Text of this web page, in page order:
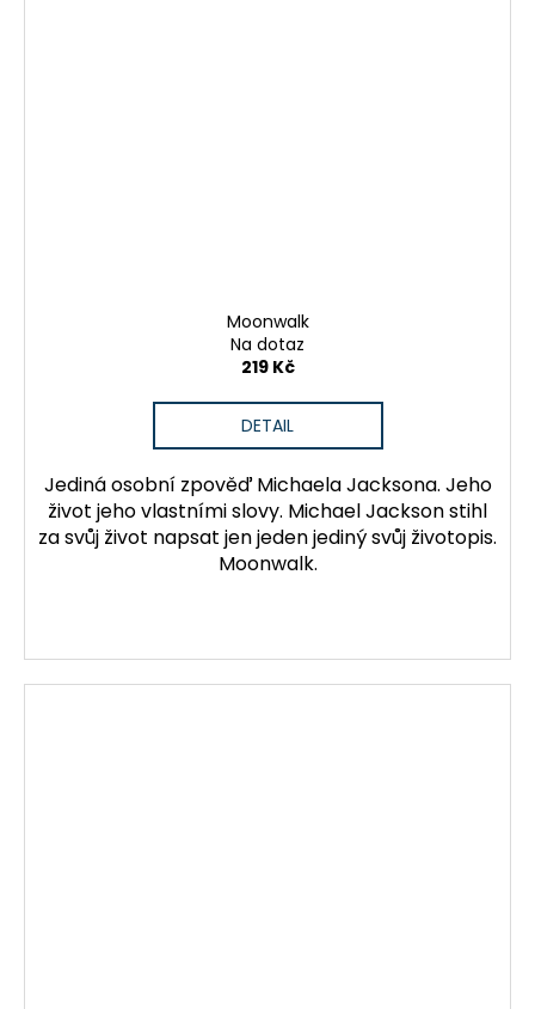
Moonwalk
Na dotaz
219 Kč
DETAIL
Jediná osobní zpověď Michaela Jacksona. Jeho
život jeho vlastními slovy. Michael Jackson stihl
za svůj život napsat jen jeden jediný svůj životopis.
Moonwalk.